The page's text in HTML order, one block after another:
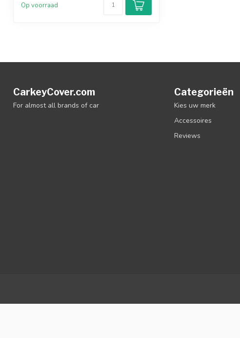
Op voorraad
CarkeyCover.com
For almost all brands of car
Categorieën
Kies uw merk
Accessoires
Reviews